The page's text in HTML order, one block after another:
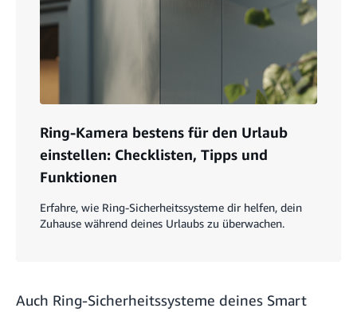
Ring-Kamera bestens für den Urlaub
einstellen: Checklisten, Tipps und
Funktionen
Erfahre, wie Ring-Sicherheitssysteme dir helfen, dein
Zuhause während deines Urlaubs zu überwachen.
Auch Ring-Sicherheitssysteme deines Smart